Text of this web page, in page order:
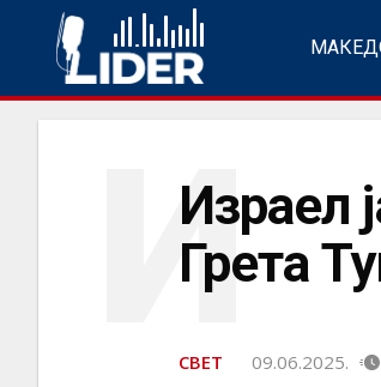
Израел
Грета
И
СВЕТ 09.06.2025.